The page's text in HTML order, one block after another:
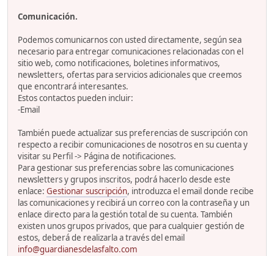
Comunicación.
Podemos comunicarnos con usted directamente, según sea
necesario para entregar comunicaciones relacionadas con el
sitio web, como notificaciones, boletines informativos,
newsletters, ofertas para servicios adicionales que creemos
que encontrará interesantes.
Estos contactos pueden incluir:
-Email
También puede actualizar sus preferencias de suscripción con
respecto a recibir comunicaciones de nosotros en su cuenta y
visitar su Perfil -> Página de notificaciones.
Para gestionar sus preferencias sobre las comunicaciones
newsletters y grupos inscritos, podrá hacerlo desde este
enlace: Gestionar suscripción, introduzca el email donde recibe
las comunicaciones y recibirá un correo con la contraseña y un
enlace directo para la gestión total de su cuenta. También
existen unos grupos privados, que para cualquier gestión de
estos, deberá de realizarla a través del email
info@guardianesdelasfalto.com